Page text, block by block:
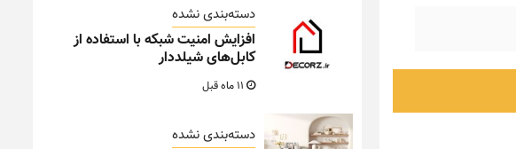
دسته‌بندی نشده
افزایش امنیت شبکه با استفاده از
کابل‌های شیلددار
دسته‌بندی نشده